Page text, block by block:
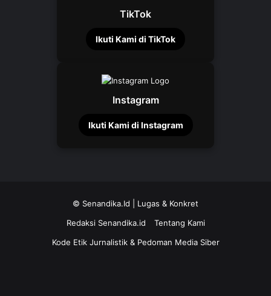
TikTok
Ikuti Kami di TikTok
Instagram
Ikuti Kami di Instagram
© Senandika.Id | Lugas & Konkret
Redaksi Senandika.id
Tentang Kami
Kode Etik Jurnalistik & Pedoman Media Siber